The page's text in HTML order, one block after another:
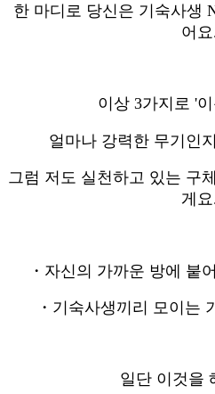
한 마디로 당신은 기숙사생
어
이상 3가지로 '
얼마나 강력한 무기인
그럼 저도 실천하고 있는 구
게
・자신의 가까운 방에 붙
・기숙사생끼리 모이는
일단 이것을